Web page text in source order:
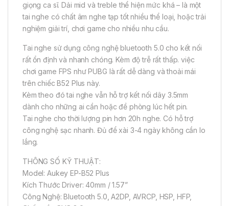
giọng ca sĩ. Dải mid và treble thể hiện mức khá – là một
tai nghe có chất âm nghe tạp tốt nhiều thể loại, hoặc trải
nghiệm giải trí, chơi game cho nhiều nhu cầu.
Tai nghe sử dụng công nghệ bluetooth 5.0 cho kết nối
rất ổn định và nhanh chóng. Kèm độ trễ rất thấp. việc
chơi game FPS như PUBG là rất dễ dàng và thoải mái
trên chiếc B52 Plus này.
Kèm theo đó tai nghe vẫn hỗ trợ kết nối dây 3.5mm
dành cho những ai cần hoặc đề phòng lúc hết pin.
Tai nghe cho thời lượng pin hơn 20h nghe. Có hỗ trợ
công nghệ sạc nhanh. Đủ để xài 3-4 ngày không cần lo
lắng.
THÔNG SỐ KỸ THUẬT:
Model: Aukey EP-B52 Plus
Kích Thước Driver: 40mm / 1.57”
Công Nghệ: Bluetooth 5.0, A2DP, AVRCP, HSP, HFP,